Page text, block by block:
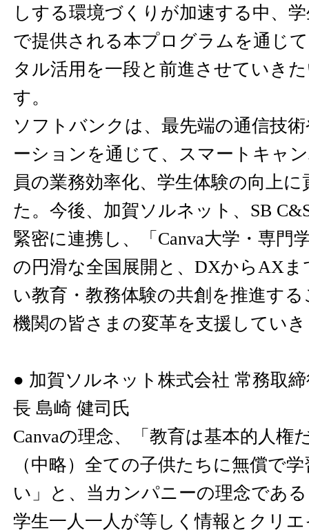
しする環境づくりが加速する中、
で提供される本プログラムを通じ
タル活用を一段と前進させていき
す。
ソフトバンクは、最先端の通信技
ーションを通じて、スマートキャ
員の業務効率化、学生体験の向上
た。今後、加賀ソルネット、SB
緊密に連携し、「Canva大学・専門
の円滑な全国展開と、DXからAX
い教育・教務体験の共創を推進す
機関の皆さまの変革を支援してい
● 加賀ソルネット株式会社 常務取
長 島崎 健司氏
Canvaの理念、「教育は基本的人権
（中略）全ての子供たちに無償で
い」と、当カンパニーの理念であ
学生一人一人が等しく情報とクリ